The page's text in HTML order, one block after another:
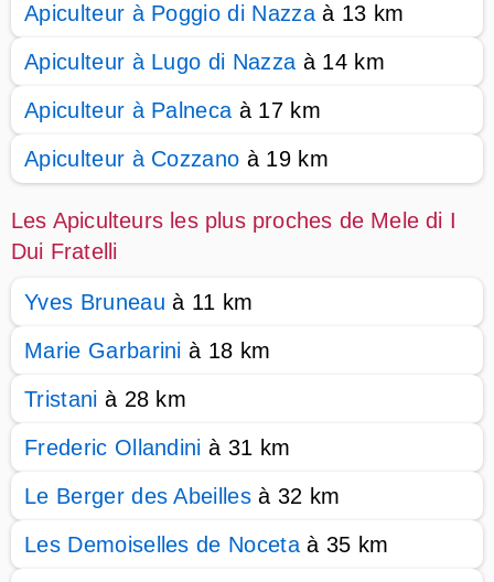
Apiculteur à Poggio di Nazzaà 13 km
Apiculteur à Lugo di Nazza à 14 km
Apiculteur à Palneca à 17 km
Apiculteur à Cozzano à 19 km
Les Apiculteurs les plus proches de Mele di I
Dui Fratelli
Yves Bruneau à 11 km
Marie Garbarini à 18 km
Tristani à 28 km
Frederic Ollandini à 31 km
Le Berger des Abeillesà 32 km
Les Demoiselles de Noceta à 35 km